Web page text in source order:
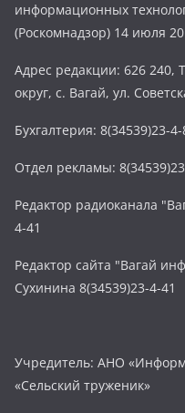
информационных
(Роскомнадзор) 14 июля
Адрес редакции: 626 240,
округ, с. Вагай, ул.
Бухгалтерия: 8(34539)23-4-
Отдел рекламы:
Редактор радиоканала
4-41
Редактор сайта "Вагай
Сухинина 8(34539)23-4-41
Учредитель: АНО
«Сельский труженик»